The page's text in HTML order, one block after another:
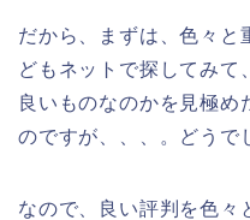
だから、まずは、色々と
どもネットで探してみて
良いものなのかを見極め
のですが、、、。どうで
なので、良い評判を色々